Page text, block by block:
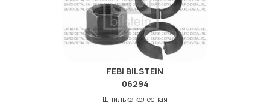
FEBI BILSTEIN
06294
Шпилька колесная